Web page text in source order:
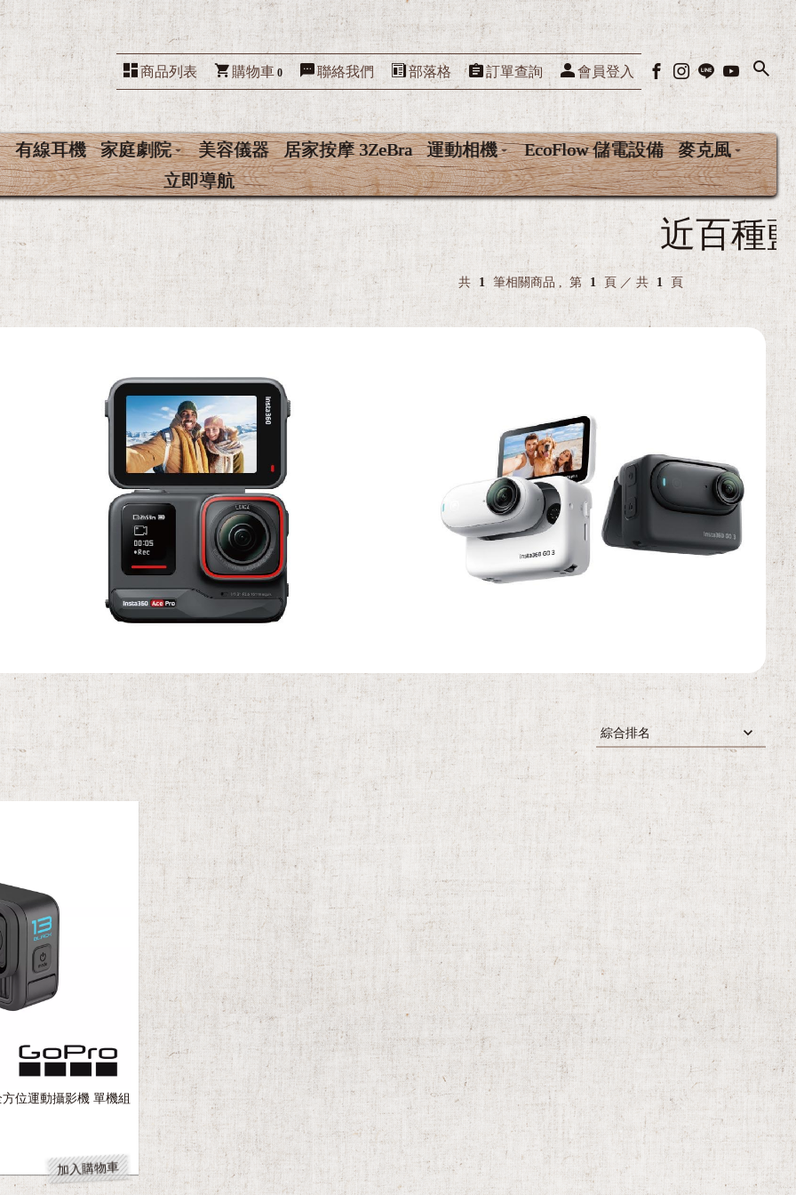
商品列表 購物車 0 聯絡我們 部落格 訂單查詢 會員登入
有線耳機 家庭劇院 美容儀器 居家按摩 3ZeBra 運動相機 EcoFlow 儲電設備
麥克風
立即導航
近百種藍芽耳機喇
共 1 筆相關商品 , 第 1 頁 ／ 共 1 頁
位運動攝影機 單機組
加入購物車